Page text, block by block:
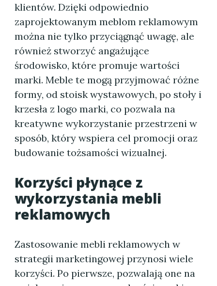
klientów. Dzięki odpowiednio
zaprojektowanym meblom reklamowym
można nie tylko przyciągnąć uwagę, ale
również stworzyć angażujące
środowisko, które promuje wartości
marki. Meble te mogą przyjmować różne
formy, od stoisk wystawowych, po stoły i
krzesła z logo marki, co pozwala na
kreatywne wykorzystanie przestrzeni w
sposób, który wspiera cel promocji oraz
budowanie tożsamości wizualnej.
Korzyści płynące z
wykorzystania mebli
reklamowych
Zastosowanie mebli reklamowych w
strategii marketingowej przynosi wiele
korzyści. Po pierwsze, pozwalają one na